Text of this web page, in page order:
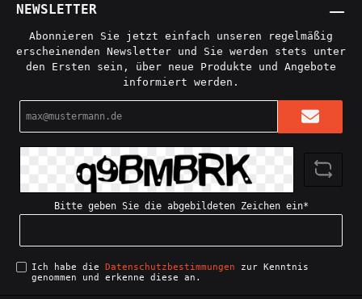
NEWSLETTER
Abonnieren Sie jetzt einfach unseren regelmäßig
erscheinenden Newsletter und Sie werden stets unter
den Ersten sein, über neue Produkte und Angebote
informiert werden.
Adresse*
Bitte geben Sie die abgebildeten Zeichen ein*
Ich habe die Datenschutzbestimmungen zur Kenntnis
genommen und erkenne diese an.